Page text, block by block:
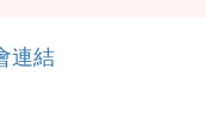
連結